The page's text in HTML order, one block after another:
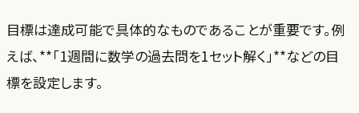
目標は達成可能で具体的なものであることが重要です。例
えば、**「1週間に数学の過去問を1セット解く」**などの目
標を設定します。